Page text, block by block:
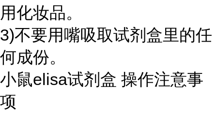
用化妆品。
3)不要用嘴吸取试剂盒里的任
何成份。
小鼠elisa试剂盒 操作注意事
项